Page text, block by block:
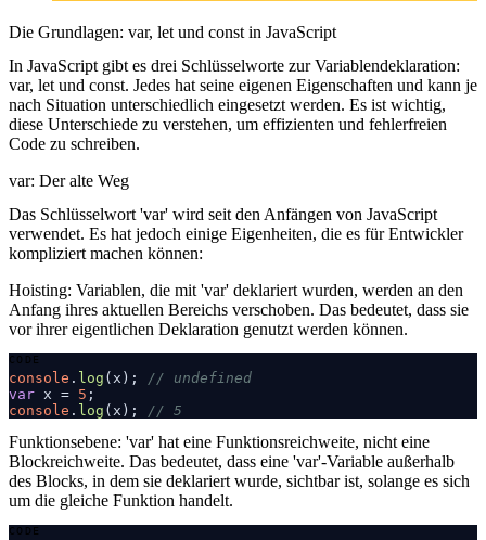
Die Grundlagen: var, let und const in JavaScript
In JavaScript gibt es drei Schlüsselworte zur Variablendeklaration:
var, let und const. Jedes hat seine eigenen Eigenschaften und kann je
nach Situation unterschiedlich eingesetzt werden. Es ist wichtig,
diese Unterschiede zu verstehen, um effizienten und fehlerfreien
Code zu schreiben.
var: Der alte Weg
Das Schlüsselwort 'var' wird seit den Anfängen von JavaScript
verwendet. Es hat jedoch einige Eigenheiten, die es für Entwickler
kompliziert machen können:
Hoisting: Variablen, die mit 'var' deklariert wurden, werden an den
Anfang ihres aktuellen Bereichs verschoben. Das bedeutet, dass sie
vor ihrer eigentlichen Deklaration genutzt werden können.
console . log (x); // undefined
var x = 5
console . log (x); // 5
Funktionsebene: 'var' hat eine Funktionsreichweite, nicht eine
Blockreichweite. Das bedeutet, dass eine 'var'-Variable außerhalb
des Blocks, in dem sie deklariert wurde, sichtbar ist, solange es sich
um die gleiche Funktion handelt.